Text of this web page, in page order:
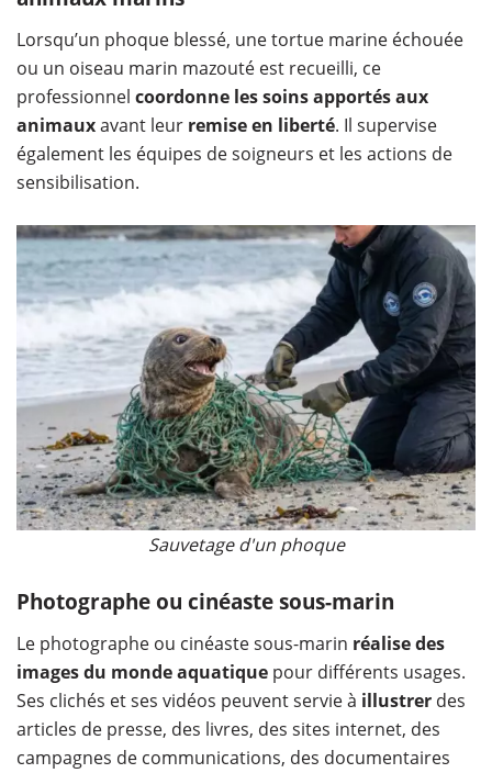
Lorsqu’un phoque blessé, une tortue marine échouée
ou un oiseau marin mazouté est recueilli, ce
professionnel coordonne les soins apportés aux
animauxavant leur remise en liberté. Il supervise
également les équipes de soigneurs et les actions de
sensibilisation.
Sauvetage d'un phoque
Photographe ou cinéaste sous-marin
Le photographe ou cinéaste sous-marin réalise des
images du monde aquatique pour différents usages.
Ses clichés et ses vidéos peuvent servie à illustrer des
articles de presse, des livres, des sites internet, des
campagnes de communications, des documentaires